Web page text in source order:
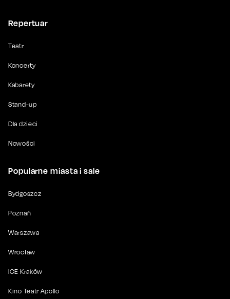
Repertuar
Teatr
Koncerty
Kabarety
Stand-up
Dla dzieci
Nowości
Popularne miasta i sale
Bydgoszcz
Poznań
Warszawa
Wrocław
ICE Kraków
Kino Teatr Apollo